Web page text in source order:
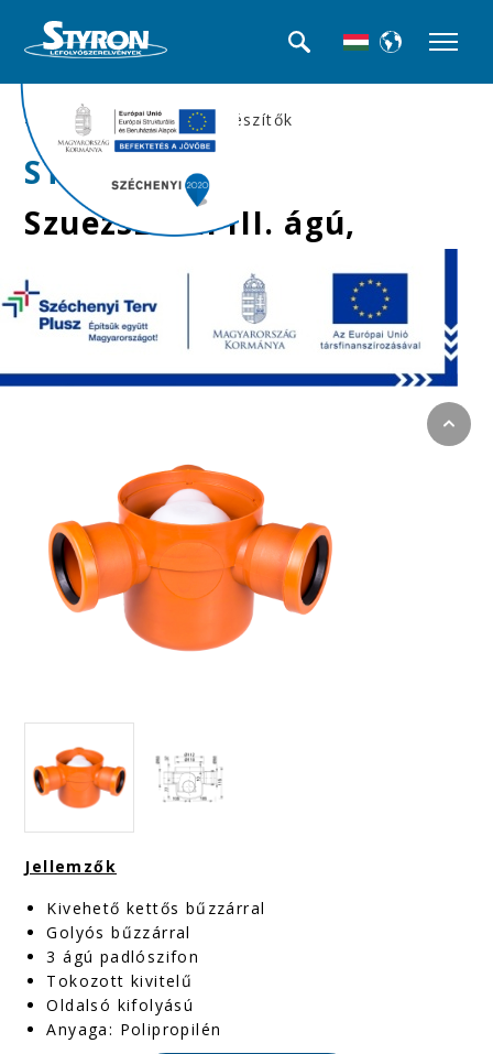
>>Padlószifonok és kiegészítők
STY-503-3
Szuezszifon III. ágú,
tokozott, gumigyűrűs
+ golyós bűzzárral
Jellemzők
Kivehető kettős bűzzárral
Golyós bűzzárral
3 ágú padlószifon
Tokozott kivitelű
Oldalsó kifolyású
Anyaga: Polipropilén